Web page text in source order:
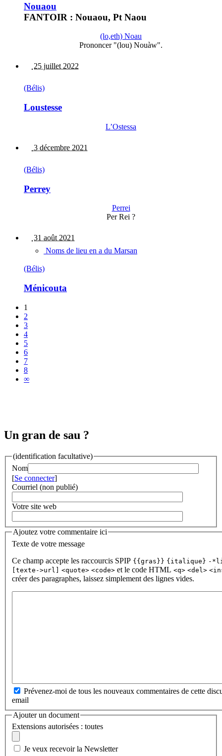
Nouaou
FANTOIR : Nouaou, Pt Naou
(lo,eth) Noau
Prononcer "(lou) Nouàw".
25 juillet 2022
(Bélis)
Loustesse
L’Ostessa
3 décembre 2021
(Bélis)
Perrey
Perrei
Per Rei ?
31 août 2021
Noms de lieu en a du Marsan
(Bélis)
Ménicouta
1
2
3
4
5
6
7
8
∞
Un gran de sau ?
(identification facultative)
Nom
[Se connecter]
Courriel (non publié)
Votre site web
Ajoutez votre commentaire ici
Texte de votre message
Ce champ accepte les raccourcis SPIP {{gras}} {italique} -
[texte->url] <quote> <code> et le code HTML <q> <del>
créer des paragraphes, laissez simplement des lignes vides.
Prévenez-moi de tous les nouveaux commentaires de cette
email
Ajouter un document
Extensions autorisées : toutes
Je veux recevoir la Newsletter